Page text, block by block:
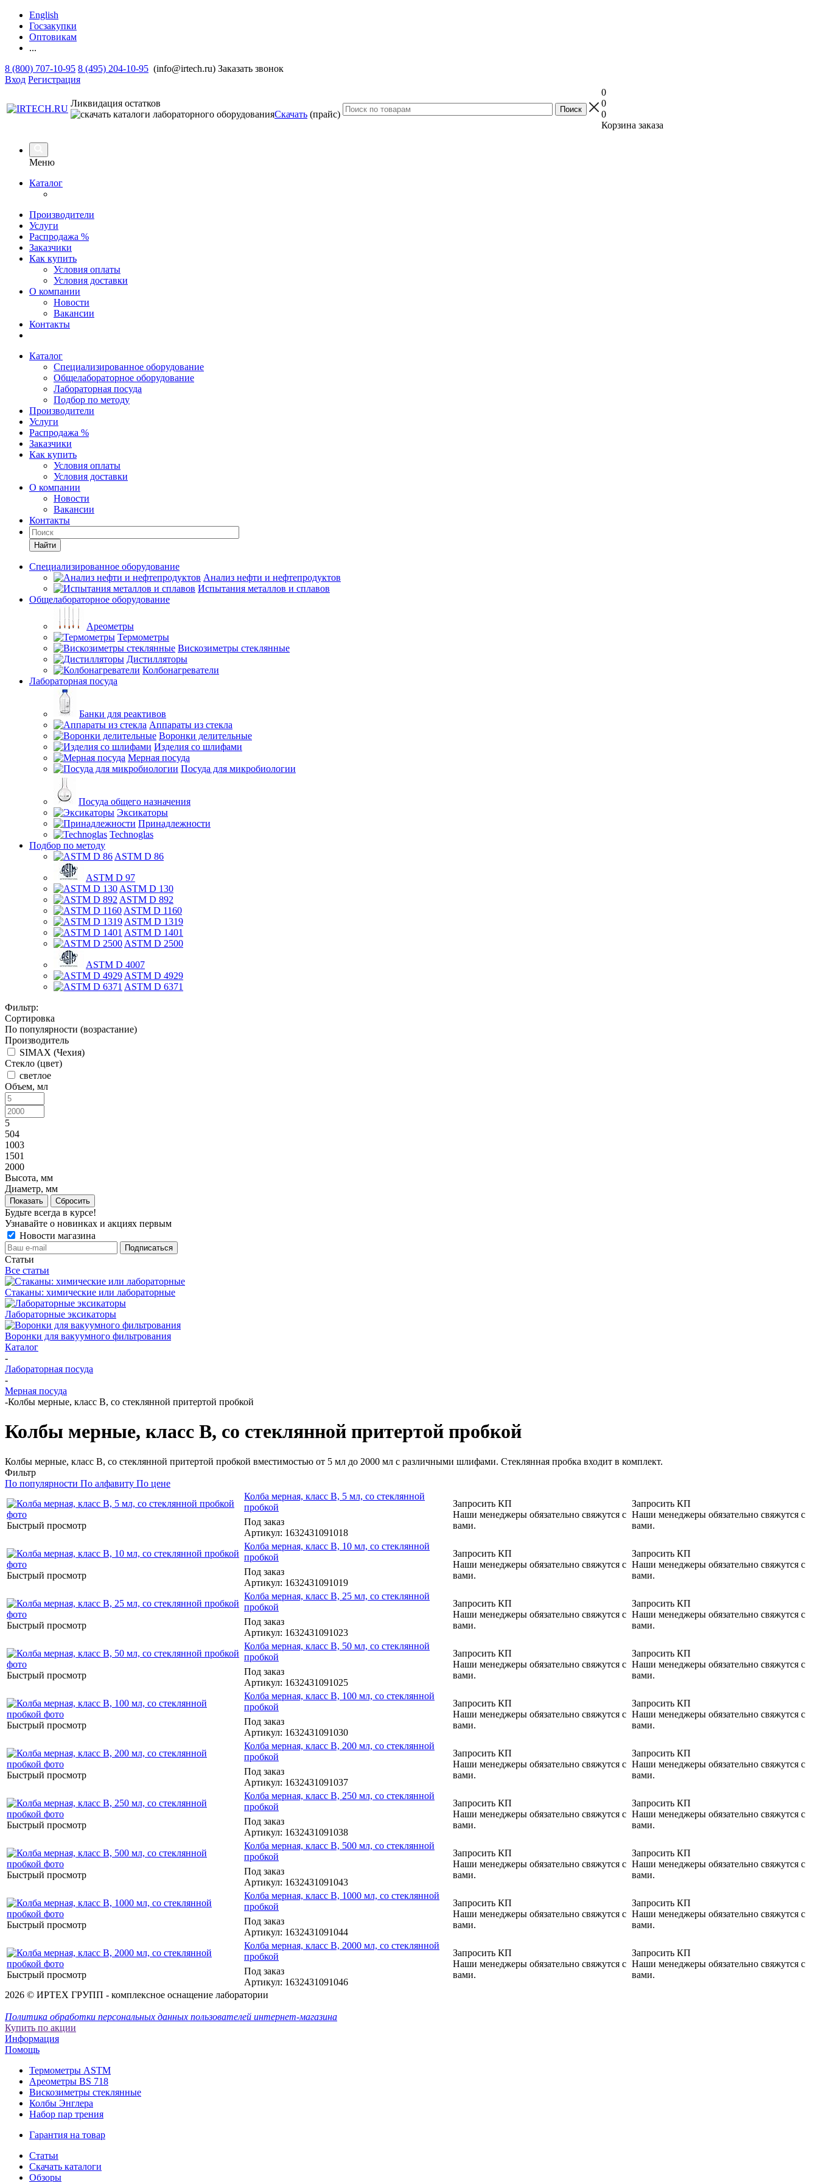
English
Госзакупки
Оптовикам
...
8 (800) 707-10-95 8 (495) 204-10-95 (info@irtech.ru) Заказать звонок
Вход Регистрация
Ликвидация остатков
Скачать (прайс)
0
0
0
Корзина заказа
Меню
Каталог
Производители
Услуги
Распродажа %
Заказчики
Как купить
Условия оплаты
Условия доставки
О компании
Новости
Вакансии
Контакты
Каталог
Специализированное оборудование
Общелабораторное оборудование
Лабораторная посуда
Подбор по методу
Производители
Услуги
Распродажа %
Заказчики
Как купить
Условия оплаты
Условия доставки
О компании
Новости
Вакансии
Контакты
Найти
Специализированное оборудование
Анализ нефти и нефтепродуктов
Испытания металлов и сплавов
Общелабораторное оборудование
Ареометры
Термометры
Вискозиметры стеклянные
Дистилляторы
Колбонагреватели
Лабораторная посуда
Банки для реактивов
Аппараты из стекла
Воронки делительные
Изделия со шлифами
Мерная посуда
Посуда для микробиологии
Посуда общего назначения
Эксикаторы
Принадлежности
Technoglas
Подбор по методу
ASTM D 86
ASTM D 97
ASTM D 130
ASTM D 892
ASTM D 1160
ASTM D 1319
ASTM D 1401
ASTM D 2500
ASTM D 4007
ASTM D 4929
ASTM D 6371
Фильтр:
Сортировка
По популярности (возрастание)
Производитель
SIMAX (Чехия)
Стекло (цвет)
светлое
Объем, мл
5
504
1003
1501
2000
Высота, мм
Диаметр, мм
Показать Сбросить
Будьте всегда в курсе!
Узнавайте о новинках и акциях первым
Новости магазина
Статьи
Все статьи
Стаканы: химические или лабораторные
Лабораторные эксикаторы
Воронки для вакуумного фильтрования
Каталог
-
Лабораторная посуда
-
Мерная посуда
-Колбы мерные, класс B, со стеклянной притертой пробкой
Колбы мерные, класс B, со стеклянной притертой пробкой
Колбы мерные, класс B, со стеклянной притертой пробкой вместимостью от 5 мл до 2000 мл с различными шлифами. Стеклянная пробка входит в комплект.
Фильтр
По популярности По алфавиту По цене
Быстрый просмотр
Колба мерная, класс B, 5 мл, со стеклянной
пробкой
Под заказ
Артикул: 1632431091018
Запросить КП
Наши менеджеры обязательно свяжутся с
вами.
Запросить КП
Наши менеджеры обязательно свяжутся с
вами.
Быстрый просмотр
Колба мерная, класс B, 10 мл, со стеклянной
пробкой
Под заказ
Артикул: 1632431091019
Запросить КП
Наши менеджеры обязательно свяжутся с
вами.
Запросить КП
Наши менеджеры обязательно свяжутся с
вами.
Быстрый просмотр
Колба мерная, класс B, 25 мл, со стеклянной
пробкой
Под заказ
Артикул: 1632431091023
Запросить КП
Наши менеджеры обязательно свяжутся с
вами.
Запросить КП
Наши менеджеры обязательно свяжутся с
вами.
Быстрый просмотр
Колба мерная, класс B, 50 мл, со стеклянной
пробкой
Под заказ
Артикул: 1632431091025
Запросить КП
Наши менеджеры обязательно свяжутся с
вами.
Запросить КП
Наши менеджеры обязательно свяжутся с
вами.
Быстрый просмотр
Колба мерная, класс B, 100 мл, со стеклянной
пробкой
Под заказ
Артикул: 1632431091030
Запросить КП
Наши менеджеры обязательно свяжутся с
вами.
Запросить КП
Наши менеджеры обязательно свяжутся с
вами.
Быстрый просмотр
Колба мерная, класс B, 200 мл, со стеклянной
пробкой
Под заказ
Артикул: 1632431091037
Запросить КП
Наши менеджеры обязательно свяжутся с
вами.
Запросить КП
Наши менеджеры обязательно свяжутся с
вами.
Быстрый просмотр
Колба мерная, класс B, 250 мл, со стеклянной
пробкой
Под заказ
Артикул: 1632431091038
Запросить КП
Наши менеджеры обязательно свяжутся с
вами.
Запросить КП
Наши менеджеры обязательно свяжутся с
вами.
Быстрый просмотр
Колба мерная, класс B, 500 мл, со стеклянной
пробкой
Под заказ
Артикул: 1632431091043
Запросить КП
Наши менеджеры обязательно свяжутся с
вами.
Запросить КП
Наши менеджеры обязательно свяжутся с
вами.
Быстрый просмотр
Колба мерная, класс B, 1000 мл, со стеклянной
пробкой
Под заказ
Артикул: 1632431091044
Запросить КП
Наши менеджеры обязательно свяжутся с
вами.
Запросить КП
Наши менеджеры обязательно свяжутся с
вами.
Быстрый просмотр
Колба мерная, класс B, 2000 мл, со стеклянной
пробкой
Под заказ
Артикул: 1632431091046
Запросить КП
Наши менеджеры обязательно свяжутся с
вами.
Запросить КП
Наши менеджеры обязательно свяжутся с
вами.
2026 © ИРТЕХ ГРУПП - комплексное оснащение лаборатории
Политика обработки персональных данных пользователей интернет-магазина
Купить по акции
Информация
Помощь
Термометры ASTM
Ареометры BS 718
Вискозиметры стеклянные
Колбы Энглера
Набор пар трения
Гарантия на товар
Статьи
Скачать каталоги
Обзоры